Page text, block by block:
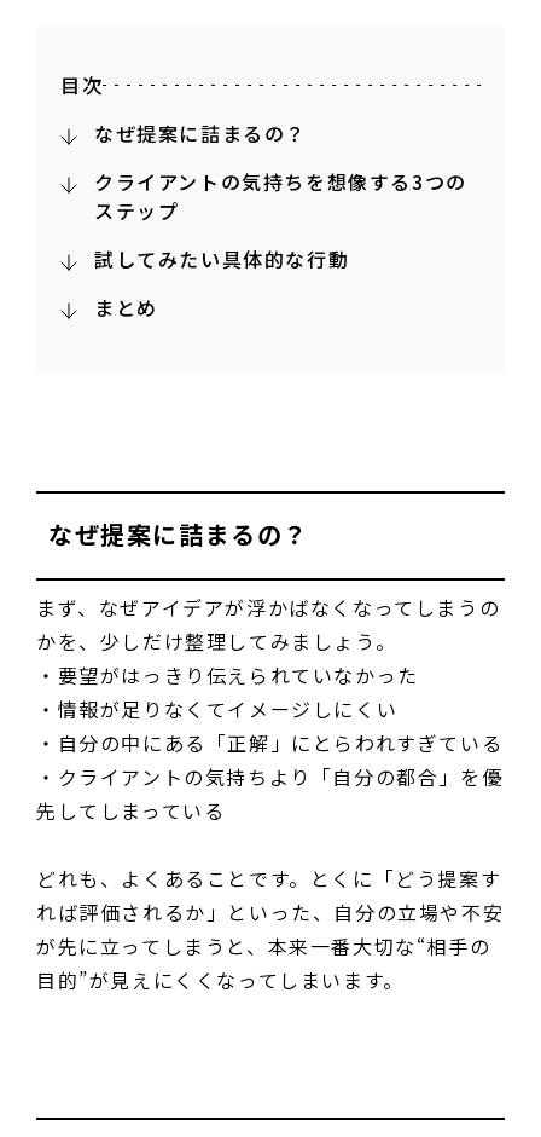
目次
なぜ提案に詰まるの？
クライアントの気持ちを想像する3つの
ステップ
試してみたい具体的な行動
まとめ
なぜ提案に詰まるの？
まず、なぜアイデアが浮かばなくなってしまうの
かを、少しだけ整理してみましょう。
・要望がはっきり伝えられていなかった
・情報が足りなくてイメージしにくい
・自分の中にある「正解」にとらわれすぎている
・クライアントの気持ちより「自分の都合」を優
先してしまっている
どれも、よくあることです。とくに「どう提案す
れば評価されるか」といった、自分の立場や不安
が先に立ってしまうと、本来一番大切な“相手の
目的”が見えにくくなってしまいます。